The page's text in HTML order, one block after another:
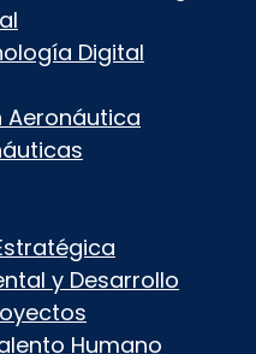
Digital
Aeronáutica
y Desarrollo
Humano